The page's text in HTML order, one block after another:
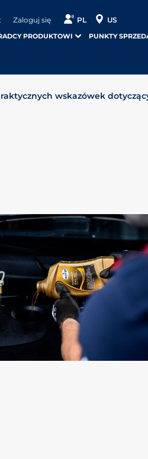
Zaloguj się PL US
PRODUKTOWI PUNKTY
wskazówek